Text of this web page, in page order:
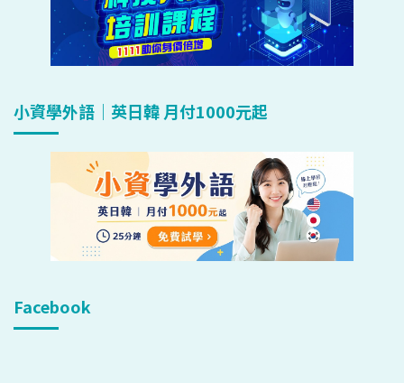
小資學外語｜英日韓 月付1000元起
Facebook